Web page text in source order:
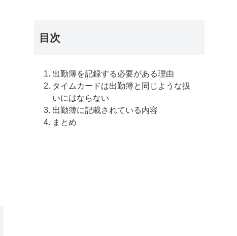
目次
出勤簿を記録する必要がある理由
タイムカードは出勤簿と同じような扱
いにはならない
出勤簿に記載されている内容
まとめ